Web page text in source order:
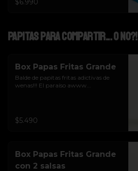
$6.990
Papitas para Compartir... o NO?!
Box Papas Fritas Grande
Balde de papitas fritas adictivas de
wenas!!! El paraíso awww...
$5.490
Box Papas Fritas Grande
con 2 salsas